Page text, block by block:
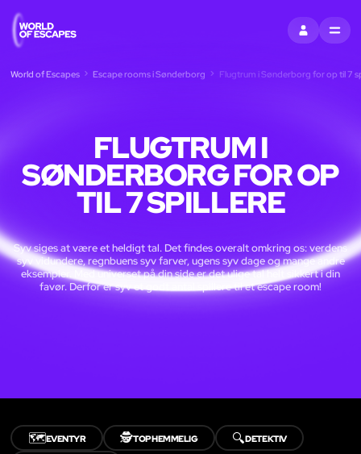
LOG INDMENU
World of Escapes Escape rooms i Sønderborg Flugtrum i Sønderborg for op til 7
FLUGTRUM I
SØNDERBORG FOR OP
TIL 7 SPILLERE
Syv siges at være et heldigt tal. Det findes overalt omkring os: verdens
syv vidundere, regnbuens syv farver, ugens syv dage og mange andre
eksempler. Med universet på din side er det ulige tal helt sikkert i din
favør. Derfor er syv et godt antal spillere til et escape room!
🗺️EVENTYR 🕵️TOPHEMMELIG 🔍DETEKTIV